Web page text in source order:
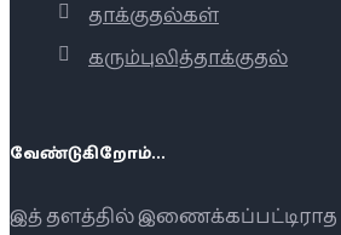
தாக்குதல்கள்
கரும்புலித்தாக்குதல்
வேண்டுகிறோம்...
இத் தளத்தில்